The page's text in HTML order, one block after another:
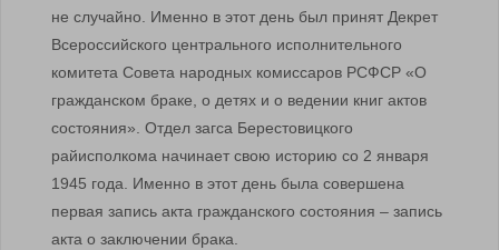
не случайно. Именно в этот день был принят Декрет
Всероссийского центрального исполнительного
комитета Совета народных комиссаров РСФСР «О
гражданском браке, о детях и о ведении книг актов
состояния». Отдел загса Берестовицкого
райисполкома начинает свою историю со 2 января
1945 года. Именно в этот день была совершена
первая запись акта гражданского состояния – запись
акта о заключении брака.